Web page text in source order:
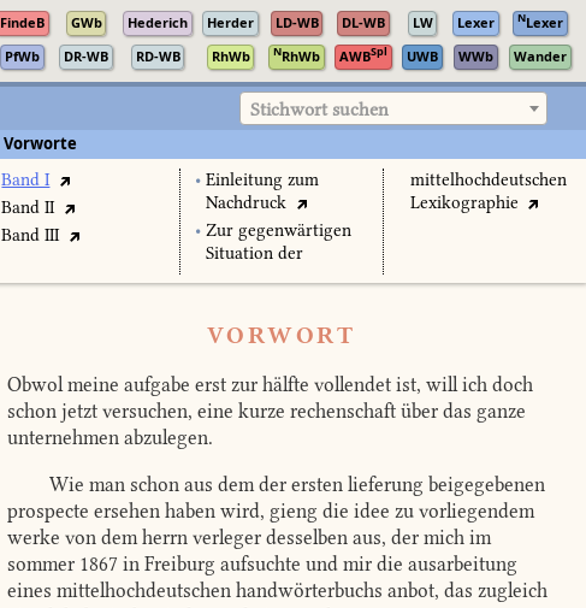
FindeB GWb Hederich Herder LD-WB DL-WB LW Lexer NLexer
PfWb DR-WB RD-WB RhWb NRhWb AWBSpl UWB WWb Wander
Stichwort suchen
Vorworte
Band I
Band II
Band III
• Einleitung zum
Nachdruck
• Zur gegenwärtigen
Situation der
mittelhochdeutschen
Lexikographie
VORWORT
Obwol meine aufgabe erst zur hälfte vollendet ist, will ich doch
schon jetzt versuchen, eine kurze rechenschaft über das ganze
unternehmen abzulegen.
Wie man schon aus dem der ersten lieferung beigegebenen
prospecte ersehen haben wird, gieng die idee zu vorliegendem
werke von dem herrn verleger desselben aus, der mich im
sommer 1867 in Freiburg aufsuchte und mir die ausarbeitung
eines mittelhochdeutschen handwörterbuchs anbot, das zugleich